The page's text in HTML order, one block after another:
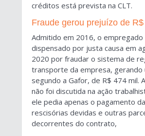
créditos está prevista na CLT.
Fraude gerou prejuízo de R$
Admitido em 2016, o empregado
dispensado por justa causa em
2020 por fraudar o sistema de
transporte da empresa, gerando
segundo a Gafor, de R$ 474 mil.
não foi discutida na ação
ele pedia apenas o pagamento
rescisórias devidas e outras
decorrentes do contrato,